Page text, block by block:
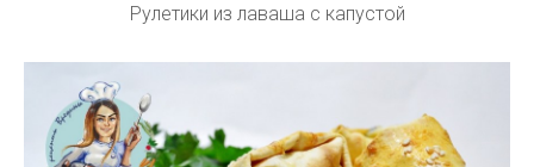
Рулетики из лаваша с капустой